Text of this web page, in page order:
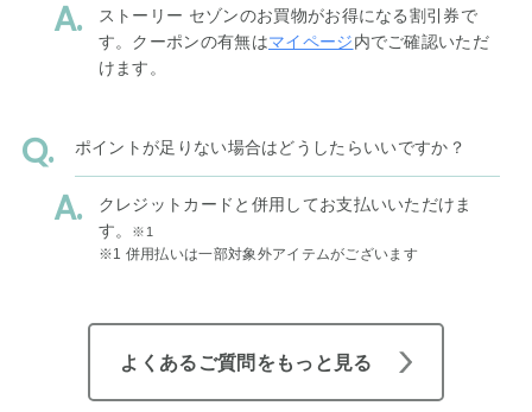
ストーリー セゾンのお買物がお得になる割引券で
す。クーポンの有無はマイページ内でご確認いただ
けます。
ポイントが足りない場合はどうしたらいいですか？
クレジットカードと併用してお支払いいただけま
す。
※1
※1 併用払いは一部対象外アイテムがございます
よくあるご質問をもっと見る